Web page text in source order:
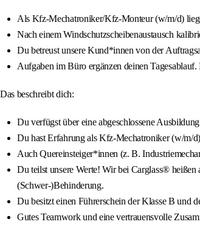
Als Kfz-Mechatroniker/Kfz-Monteur (w/m/d)
Nach einem Windschutzscheibenaustausch
Du betreust unsere Kund*innen von der
Aufgaben im Büro ergänzen deinen
Das beschreibt dich:
Du verfügst über eine abgeschlossene
Du hast Erfahrung als Kfz-Mechatroniker (w/m/
Auch Quereinsteiger*innen (z. B.
Du teilst unsere Werte! Wir bei Carglass®
(Schwer-)Behinderung.
Du besitzt einen Führerschein der Klasse B und
Gutes Teamwork und eine vertrauensvolle